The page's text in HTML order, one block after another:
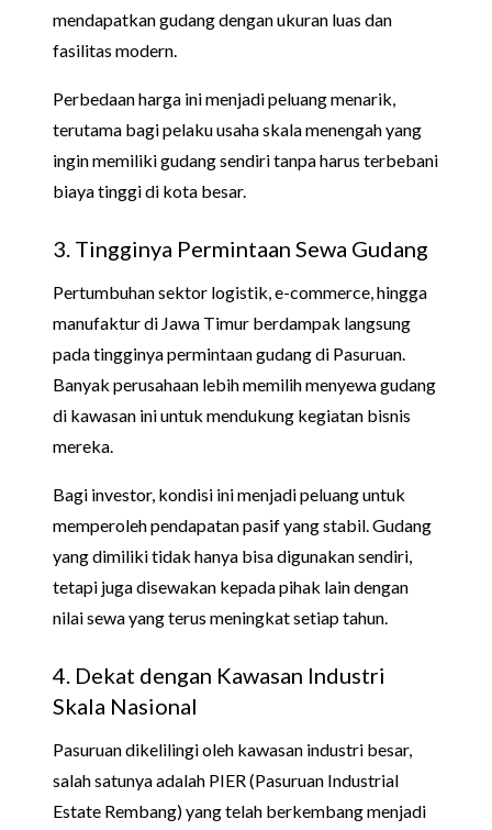
mendapatkan gudang dengan ukuran luas dan
fasilitas modern.
Perbedaan harga ini menjadi peluang menarik,
terutama bagi pelaku usaha skala menengah yang
ingin memiliki gudang sendiri tanpa harus terbebani
biaya tinggi di kota besar.
3. Tingginya Permintaan Sewa Gudang
Pertumbuhan sektor logistik, e-commerce, hingga
manufaktur di Jawa Timur berdampak langsung
pada tingginya permintaan gudang di Pasuruan.
Banyak perusahaan lebih memilih menyewa gudang
di kawasan ini untuk mendukung kegiatan bisnis
mereka.
Bagi investor, kondisi ini menjadi peluang untuk
memperoleh pendapatan pasif yang stabil. Gudang
yang dimiliki tidak hanya bisa digunakan sendiri,
tetapi juga disewakan kepada pihak lain dengan
nilai sewa yang terus meningkat setiap tahun.
4. Dekat dengan Kawasan Industri
Skala Nasional
Pasuruan dikelilingi oleh kawasan industri besar,
salah satunya adalah PIER (Pasuruan Industrial
Estate Rembang) yang telah berkembang menjadi